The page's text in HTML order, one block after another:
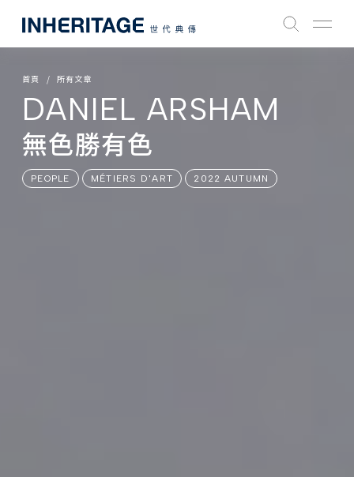
首頁 所有文章
DANIEL ARSHAM
無色勝有色
PEOPLE MÉTIERS D'ART 2022 AUTUMN